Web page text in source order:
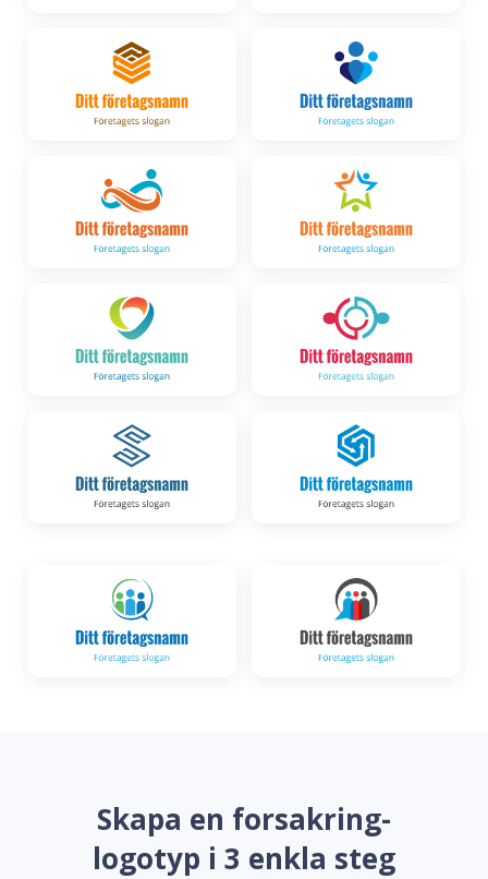
Skapa en forsakring-
logotyp i 3 enkla steg